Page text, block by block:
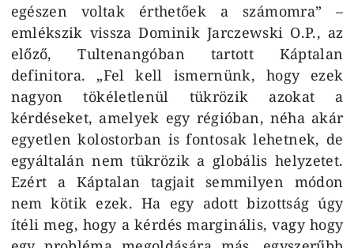
egészen voltak érthetőek a számomra” –
emlékszik vissza Dominik Jarczewski O.P., az
előző, Tultenangóban tartott Káptalan
definitora. „Fel kell ismernünk, hogy ezek
nagyon tökéletlenül tükrözik azokat a
kérdéseket, amelyek egy régióban, néha akár
egyetlen kolostorban is fontosak lehetnek, de
egyáltalán nem tükrözik a globális helyzetet.
Ezért a Káptalan tagjait semmilyen módon
nem kötik ezek. Ha egy adott bizottság úgy
ítéli meg, hogy a kérdés marginális, vagy hogy